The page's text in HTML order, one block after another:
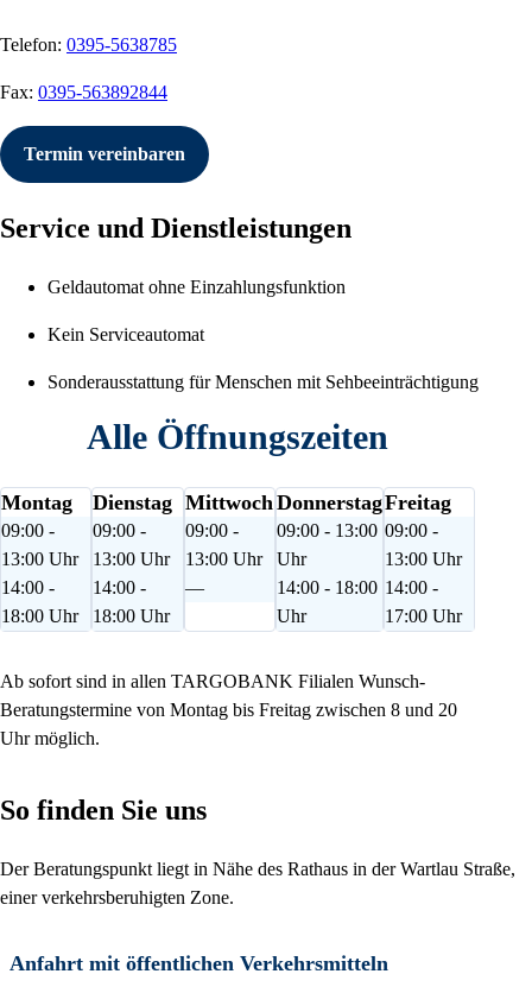
Telefon: 0395-5638785
Fax: 0395-563892844
Termin vereinbaren
Service und Dienstleistungen
Geldautomat ohne Einzahlungsfunktion
Kein Serviceautomat
Sonderausstattung für Menschen mit Sehbeeinträchtigung
Alle Öffnungszeiten
Montag
09:00 -
13:00 Uhr
14:00 -
18:00 Uhr
Dienstag
09:00 -
13:00 Uhr
14:00 -
18:00 Uhr
Mittwoch
09:00 -
13:00 Uhr
—
Donnerstag
09:00 - 13:00
Uhr
14:00 - 18:00
Uhr
Freitag
09:00 -
13:00 Uhr
14:00 -
17:00 Uhr
Ab sofort sind in allen TARGOBANK Filialen Wunsch-
Beratungstermine von Montag bis Freitag zwischen 8 und 20
Uhr möglich.
So finden Sie uns
Der Beratungspunkt liegt in Nähe des Rathaus in der Wartlau Straße,
einer verkehrsberuhigten Zone.
Anfahrt mit öffentlichen Verkehrsmitteln